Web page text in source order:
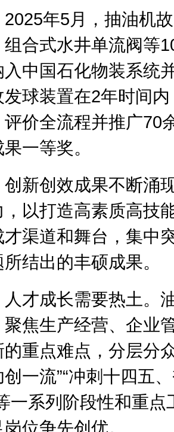
年5月，抽油机故
组合式水井单流阀等
入中国石化物装系统
发球装置在2年时间
评价全流程并推广70
一等奖。
创效成果不断涌现
，以打造高素质高技
才渠道和舞台，集中
结出的丰硕成果。
成长需要热土。油
聚焦生产经营、企业
的重点难点，分层分
创一流”“冲刺十四五
一系列阶段性和重
位争先创优。